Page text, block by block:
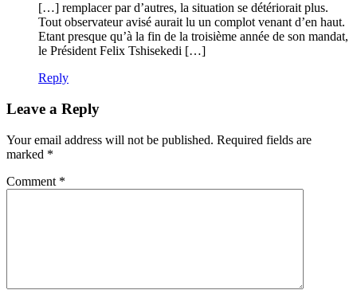
[…] remplacer par d’autres, la situation se détériorait plus.
Tout observateur avisé aurait lu un complot venant d’en haut.
Etant presque qu’à la fin de la troisième année de son mandat,
le Président Felix Tshisekedi […]
Reply
Leave a Reply
Your email address will not be published. Required fields are
marked *
Comment *